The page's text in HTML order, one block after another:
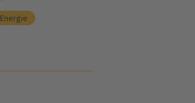
Energie